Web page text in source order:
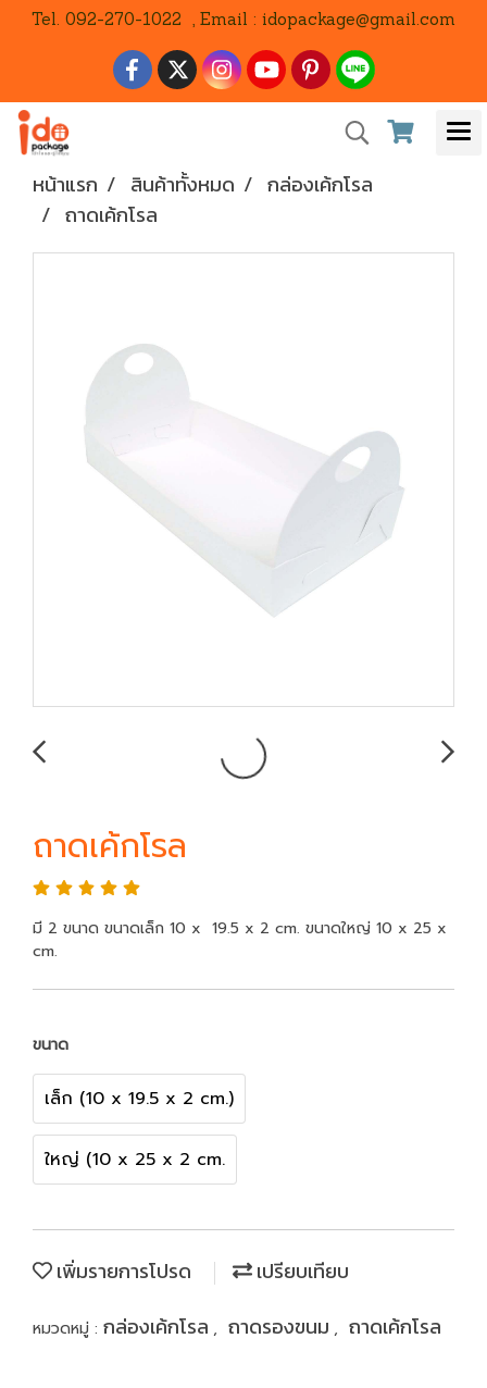
Tel. 092-270-1022 , Email : idopackage@gmail.com
หน้าแรก สินค้าทั้งหมด
กล่องเค้กโรล
ถาดเค้กโรล
ถาดเค้กโรล
มี 2 ขนาด ขนาดเล็ก 10 x 19.5 x 2 cm. ขนาดใหญ่ 10 x 25 x
cm.
ขนาด
เล็ก (10 x 19.5 x 2 cm.)
ใหญ่ (10 x 25 x 2 cm.
เพิ่มรายการโปรด เปรียบเทียบ
หมวดหมู่ : กล่องเค้กโรล , ถาดรองขนม , ถาดเค้กโรล